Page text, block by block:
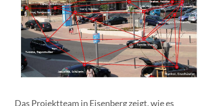
Das Projektteam in Eisenberg zeigt, wie es